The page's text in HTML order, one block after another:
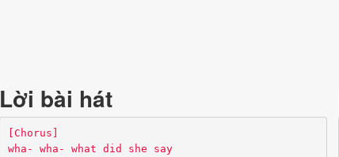
Lời bài hát
[Chorus]
wha- wha- what did she say